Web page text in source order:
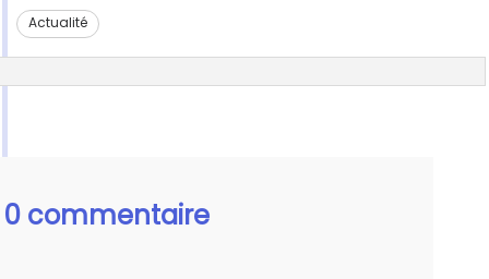
Actualité
0 commentaire